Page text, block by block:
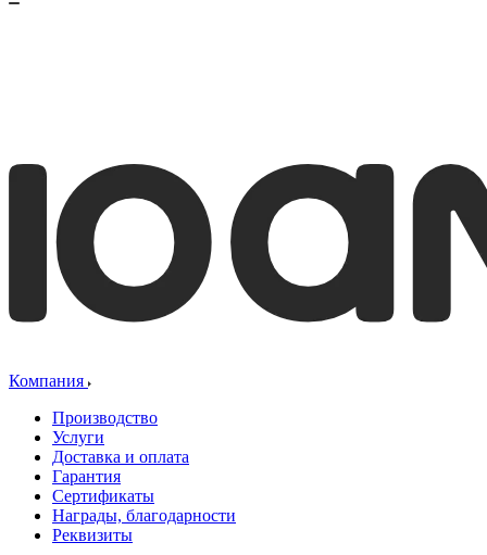
Компания
Производство
Услуги
Доставка и оплата
Гарантия
Сертификаты
Награды, благодарности
Реквизиты